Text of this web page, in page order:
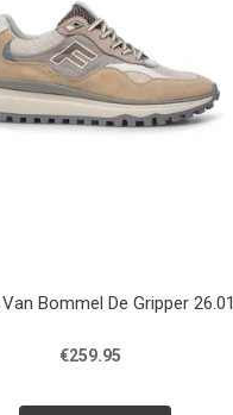
Bommel De Gripper 26.01
€259.95